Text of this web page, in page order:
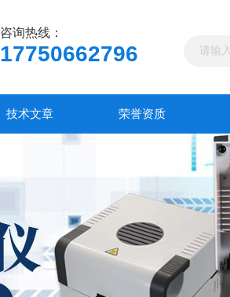
咨询热线：
17750662796
技术文章 荣誉资质